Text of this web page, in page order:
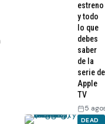
estreno
y todo
lo que
debes
saber
de la
serie de
Apple
TV
5
DEAD